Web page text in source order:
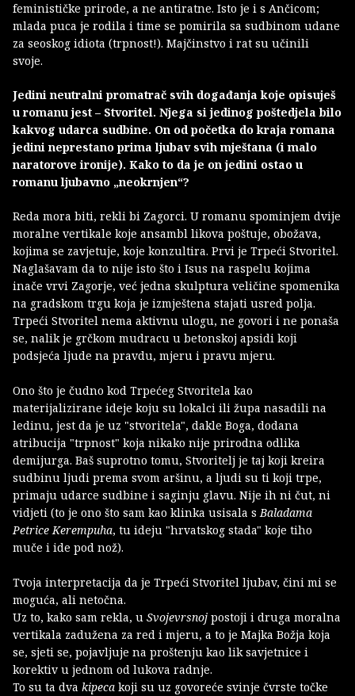
feminističke prirode, a ne antiratne. Isto je i s Ančicom;
mlada puca je rodila i time se pomirila sa sudbinom udane
za seoskog idiota (trpnost!). Majčinstvo i rat su učinili
svoje.
Jedini neutralni promatrač svih događanja koje opisuješ
u romanu jest – Stvoritel. Njega si jedinog poštedjela bilo
kakvog udarca sudbine. On od početka do kraja romana
jedini neprestano prima ljubav svih mještana (i malo
naratorove ironije). Kako to da je on jedini ostao u
romanu ljubavno „neokrnjen“?
Reda mora biti, rekli bi Zagorci. U romanu spominjem dvije
moralne vertikale koje ansambl likova poštuje, obožava,
kojima se zavjetuje, koje konzultira. Prvi je Trpeći Stvoritel.
Naglašavam da to nije isto što i Isus na raspelu kojima
inače vrvi Zagorje, već jedna skulptura veličine spomenika
na gradskom trgu koja je izmještena stajati usred polja.
Trpeći Stvoritel nema aktivnu ulogu, ne govori i ne ponaša
se, nalik je grčkom mudracu u betonskoj apsidi koji
podsjeća ljude na pravdu, mjeru i pravu mjeru.
Ono što je čudno kod Trpećeg Stvoritela kao
materijalizirane ideje koju su lokalci ili župa nasadili na
ledinu, jest da je uz "stvoritela", dakle Boga, dodana
atribucija "trpnost" koja nikako nije prirodna odlika
demijurga. Baš suprotno tomu, Stvoritelj je taj koji kreira
sudbinu ljudi prema svom aršinu, a ljudi su ti koji trpe,
primaju udarce sudbine i saginju glavu. Nije ih ni čut, ni
vidjeti (to je ono što sam kao klinka usisala sBaladama
Petrice Kerempuha, tu ideju "hrvatskog stada" koje tiho
muče i ide pod nož).
Tvoja interpretacija da je Trpeći Stvoritel ljubav, čini mi se
moguća, ali netočna.
Uz to, kako sam rekla, u Svojevrsnoj postoji i druga moralna
vertikala zadužena za red i mjeru, a to je Majka Božja koja
se, sjeti se, pojavljuje na proštenju kao lik savjetnice i
korektiv u jednom od lukova radnje.
To su ta dva kipeca koji su uz govoreće svinje čvrste točke